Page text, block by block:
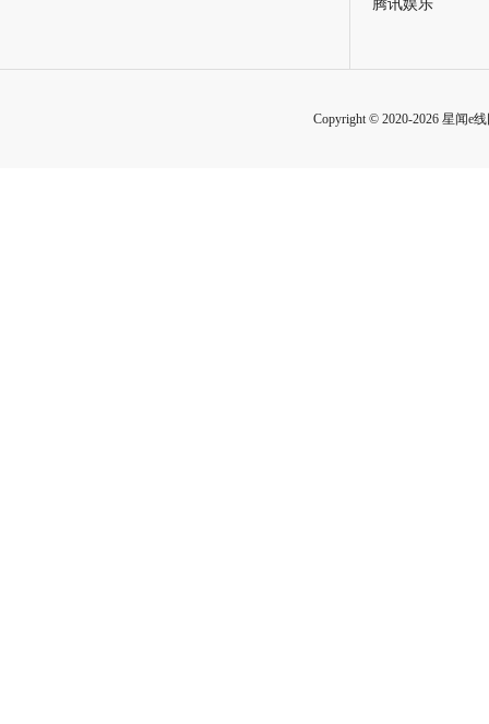
腾讯娱乐
Copyright © 2020-2026 星闻e